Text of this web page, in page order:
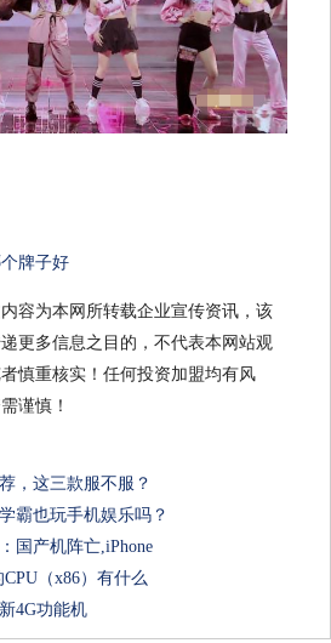
牌子好
容为本网所转载企业宣传资讯，该
更多信息之目的，不代表本网站观
慎重核实！任何投资加盟均有风
谨慎！
，这三款服不服？
霸也玩手机娱乐吗？
国产机阵亡,iPhone
（x86）有什么
4G功能机